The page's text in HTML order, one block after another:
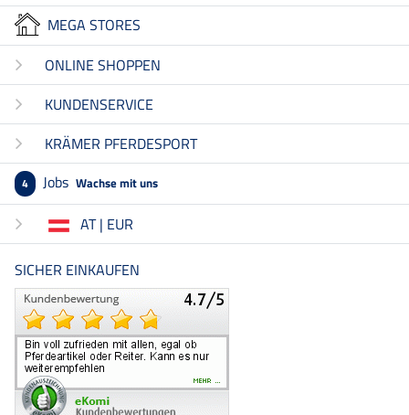
MEGA STORES
ONLINE SHOPPEN
KUNDENSERVICE
KRÄMER PFERDESPORT
4 Jobs Wachse mit uns
AT | EUR
SICHER EINKAUFEN